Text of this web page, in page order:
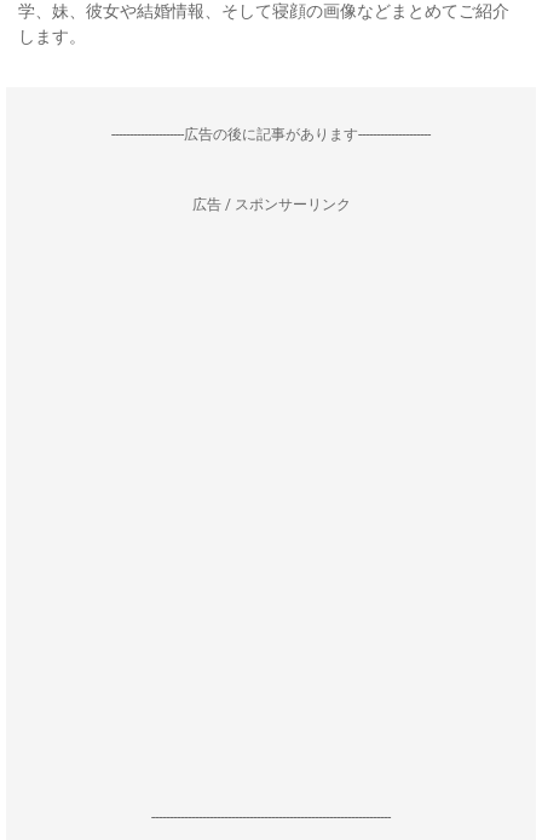
学、妹、彼女や結婚情報、そして寝顔の画像などまとめてご紹介
します。
--------------------広告の後に記事があります--------------------
広告 / スポンサーリンク
------------------------------------------------------------------